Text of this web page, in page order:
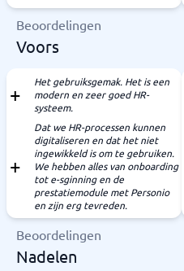
Beoordelingen
Voors
Het gebruiksgemak. Het is een
modern en zeer goed HR-
systeem.
Dat we HR-processen kunnen
digitaliseren en dat het niet
ingewikkeld is om te gebruiken.
We hebben alles van onboarding
tot e-sginning en de
prestatiemodule met Personio
en zijn erg tevreden.
Beoordelingen
Nadelen